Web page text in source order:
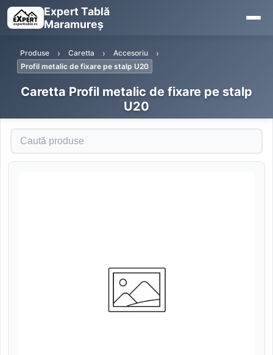
Expert Tablă
Maramureș
Produse Caretta
Accesoriu
Profil metalic de fixare pe stalp U20
Caretta Profil metalic de fixare pe stalp
U20
Caută produse